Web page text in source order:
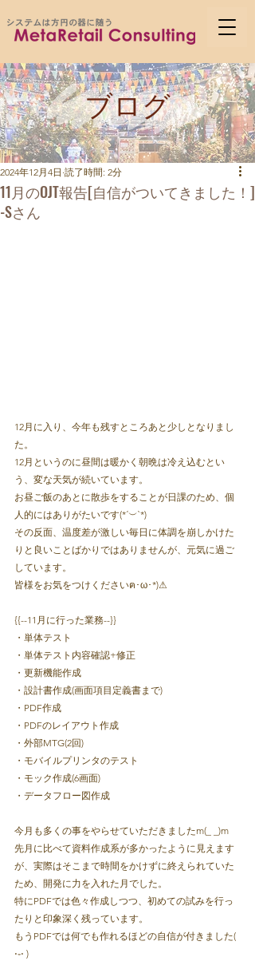
ブログ
11月のOJT報告[自信がついてきました！]
-Sさん
2024年12月4日 読了時間: 2分
12月に入り、今年も残すところあと少しとなりまし
た。
12月というのに昼間は暖かく朝晩は冷え込むとい
う、変な天気が続いています。
お昼ご飯のあとに散歩をすることが日課のため、個
人的にはありがたいです(*´︶`*)
その反面、温度差が激しい毎日に体調を崩しかけた
りと良いことばかりではありませんが、元気に過ご
しています。
皆様をお気をつけくださいฅ･ω･*)⚠
{{--11月に行った業務--}}
・単体テスト
・単体テスト内容確認+修正
・更新機能作成
・設計書作成(画面項目定義書まで)
・PDF作成
・PDFのレイアウト作成
・外部MTG(2回)
・モバイルプリンタのテスト
・モック作成(6画面)
・データフロー図作成
今月も多くの事をやらせていただきましたm(_ _)m
先月に比べて資料作成系が多かったように見えます
が、実際はそこまで時間をかけずに終えられていた
ため、開発に力を入れた月でした。
特にPDFでは色々作成しつつ、初めての試みを行っ
たりと印象深く残っています。
もうPDFでは何でも作れるほどの自信が付きました(
⋅֊⋅ )